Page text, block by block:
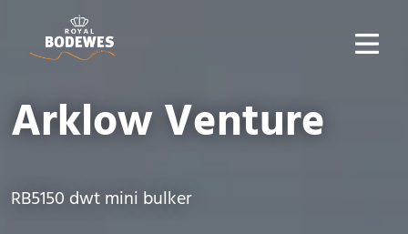
Arklow Venture
RB5150 dwt mini bulker